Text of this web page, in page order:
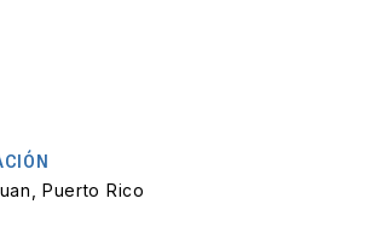
Puerto Rico